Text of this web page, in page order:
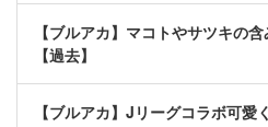
【ブルアカ】マコトやサツキの
【過去】
【ブルアカ】Jリーグコラボ可愛